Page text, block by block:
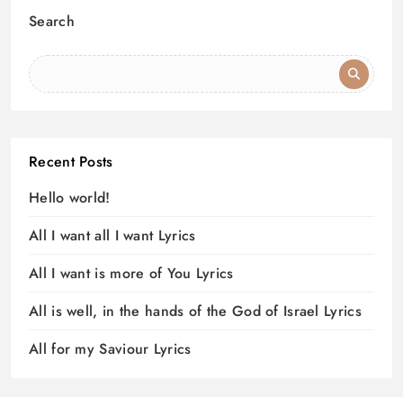
Search
Recent Posts
Hello world!
All I want all I want Lyrics
All I want is more of You Lyrics
All is well, in the hands of the God of Israel Lyrics
All for my Saviour Lyrics